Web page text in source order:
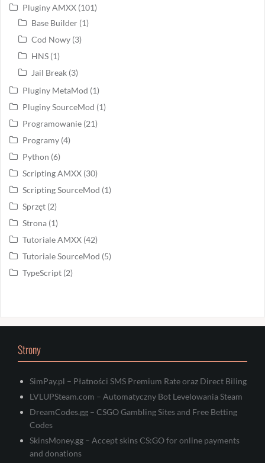
Pluginy AMXX (101)
Base Builder (1)
Cod Nowy (3)
HNS (1)
Jail Break (3)
Pluginy MetaMod (1)
Pluginy SourceMod (1)
Programowanie (21)
Programy (4)
Python (6)
Scripting AMXX (30)
Scripting SourceMod (1)
Sprzęt (2)
Strona (1)
Tutoriale AMXX (42)
Tutoriale SourceMod (5)
TypeScript (2)
Strony
SimPay.pl – Płatności SMS Premium Rate oraz Direct Biling
LVLUPSteam.com – Automatyczny Bot Levelowania Steam
DreamCodes.gg – CSGO Gambling Sites and Free Betting
Codes
SkinsMoney.gg – Accept skins CS:GO for online payments
and donations